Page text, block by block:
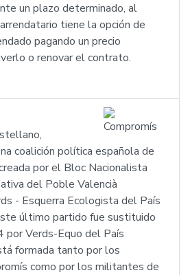
un plazo determinado, al
tiene la opción de
pagando un precio
o renovar el contrato.
coalición política española de
por el Bloc Nacionalista
del Poble Valencià
- Esquerra Ecologista del País
último partido fue sustituido
por Verds-Equo del País
formada tanto por los
como por los militantes de